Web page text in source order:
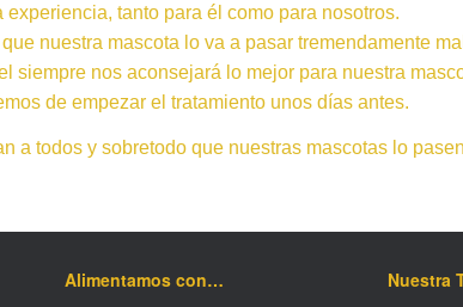
tanto para él como para nosotros.
nuestra mascota lo va a pasar tremendamente
siempre nos aconsejará lo mejor para nuestra
de empezar el tratamiento unos días antes.
a todos y sobretodo que nuestras mascotas lo
Alimentamos con… Nuestra